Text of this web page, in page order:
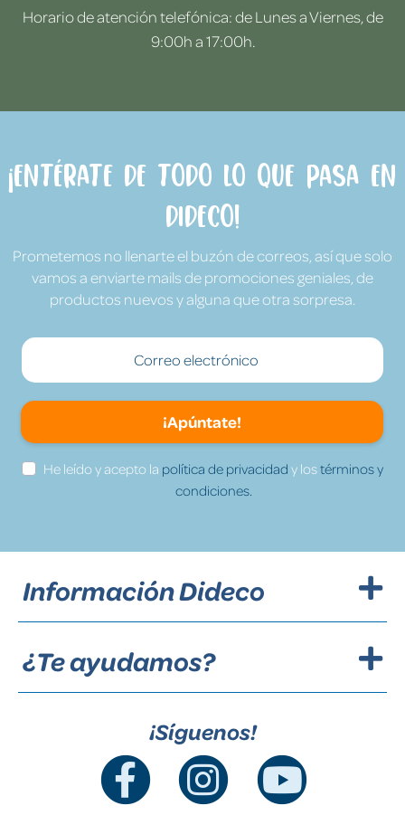
Horario de atención telefónica: de Lunes a Viernes, de
9:00h a 17:00h.
¡Entérate de todo lo que pasa en
Dideco!
Prometemos no llenarte el buzón de correos, así que solo
vamos a enviarte mails de promociones geniales, de
productos nuevos y alguna que otra sorpresa.
¡Apúntate!
He leído y acepto la política de privacidad y lostérminos y
condiciones.
Información Dideco
¿Te ayudamos?
¡Síguenos!